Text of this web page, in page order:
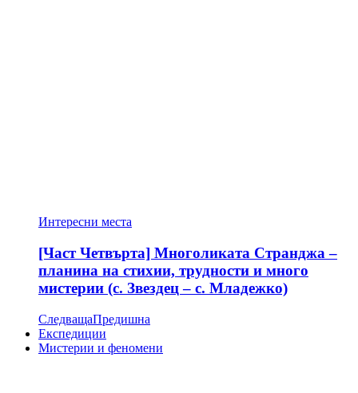
Интересни места
[Част Четвърта] Многоликата Странджа –
планина на стихии, трудности и много
мистерии (с. Звездец – с. Младежко)
СледващаПредишна
Експедиции
Мистерии и феномени